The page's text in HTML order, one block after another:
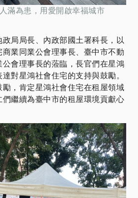
滿為患，用愛開啟幸福城市
局局長、內政部國土署科長，以
商業同業公會理事長、臺中市不動
公會理事長的蒞臨，長官們在星鴻
對星鴻社會住宅的支持與鼓勵。
，肯定星鴻社會住宅在租屋領域
們繼續為臺中市的租屋環境貢獻心